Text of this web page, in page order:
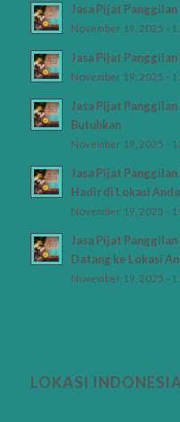
Jasa Pijat
November 19, 2025 -
Jasa Pijat
November 19, 2025 -
Jasa Pijat
Butuhkan
November 19, 2025 -
Jasa Pijat
Hadir di Lokasi Anda
November 19, 2025 -
Jasa Pijat
Datang ke Lokasi
November 19, 2025 -
LOKASI INDONESIA